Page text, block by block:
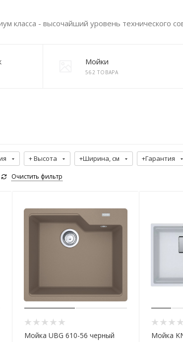
Мойки
562 ТОВАРА
класса - высочайший уровень технического
+ Высота +Ширина, см +Гарантия
Очистить фильтр
Мойка UBG 610-56 черный
Мойка